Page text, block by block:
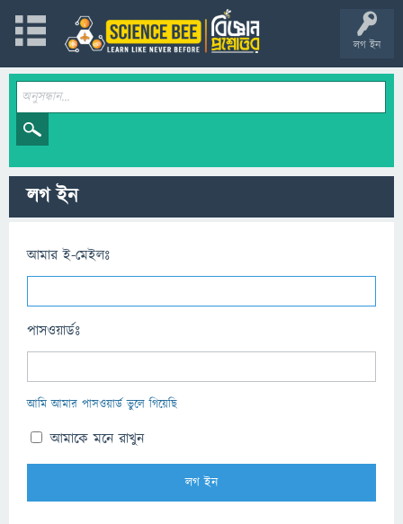
লগ ইন
লগ ইন
আমার ই-মেইলঃ
পাসওয়ার্ডঃ
আমি আমার পাসওয়ার্ড ভুলে গিয়েছি
আমাকে মনে রাখুন